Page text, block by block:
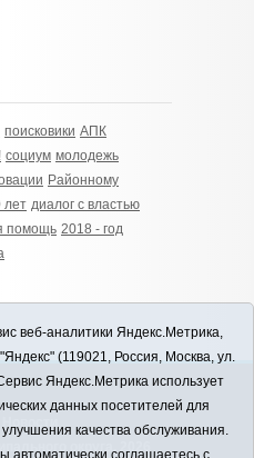
поисковики АПК
социум молодежь
Районному
лет диалог с властью
помощь 2018 - год
округа, 2026
веб-аналитики Яндекс.Метрика,
(119021, Россия, Москва, ул.
Яндекс.Метрика использует
данных посетителей для
качества обслуживания.
автоматически соглашаетесь с